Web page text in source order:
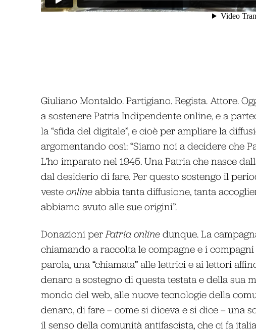
Giuliano Montaldo. Partigiano. Regista. Attore.
a sostenere Patria Indipendente online, e a
la “sfida del digitale”, e cioè per ampliare la
argomentando così: “Siamo noi a decidere che
L’ho imparato nel 1945. Una Patria che nasce
dal desiderio di fare. Per questo sostengo il
veste onlineabbia tanta diffusione, tanta
abbiamo avuto alle sue origini”.
Donazioni per Patria onlinedunque. La
chiamando a raccolta le compagne e i
parola, una “chiamata” alle lettrici e ai lettori
denaro a sostegno di questa testata e della sua
mondo del web, alle nuove tecnologie della
denaro, di fare – come si diceva e si dice – una
il senso della comunità antifascista, che ci fa